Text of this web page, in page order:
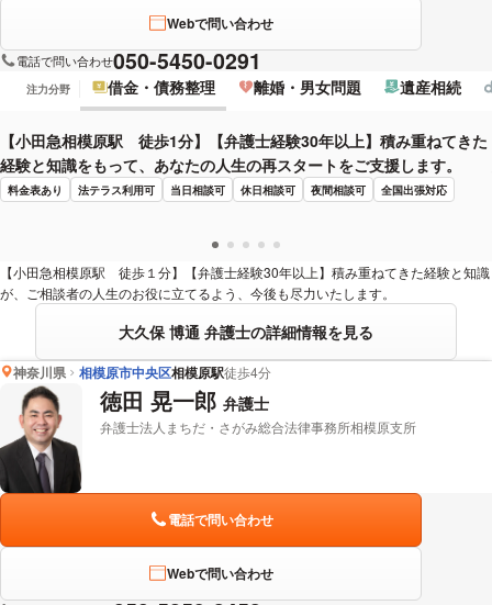
Webで問い合わせ
電話で問い合わせ050-5450-0291
注力分野 借金・債務整理 離婚・男女問題 遺産相続
【小田急相模原駅 徒歩1分】【弁護士経験30年以上】積み重ねてきた
経験と知識をもって、あなたの人生の再スタートをご支援します。
料金表あり 法テラス利用可 当日相談可 休日相談可 夜間相談可 全国出張対応
【小田急相模原駅 徒歩１分】【弁護士経験30年以上】積み重ねてきた経験と知識
が、ご相談者の人生のお役に立てるよう、今後も尽力いたします。
大久保 博通 弁護士の詳細情報を見る
神奈川県 相模原市中央区相模原駅徒歩4分
徳田 晃一郎 弁護士
弁護士法人まちだ・さがみ総合法律事務所相模原支所
電話で問い合わせ
Webで問い合わせ